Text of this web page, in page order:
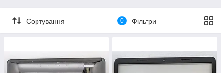
Сортування 0 Фільтри